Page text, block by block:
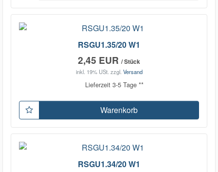
RSGU1.35/20 W1
2,45 EUR / Stück
inkl. 19% USt. zzgl. Versand
Lieferzeit 3-5 Tage **
Warenkorb
RSGU1.34/20 W1